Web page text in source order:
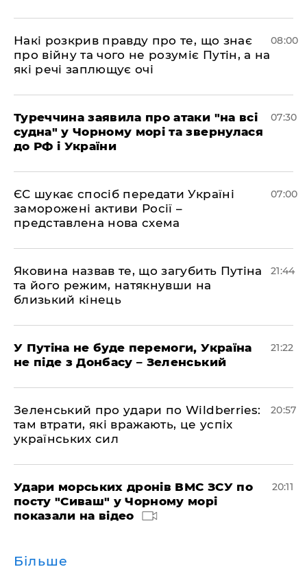
Накі розкрив правду про те, що знає
про війну та чого не розуміє Путін, а на
які речі заплющує очі
08:00
Туреччина заявила про атаки "на всі
судна" у Чорному морі та звернулася
до РФ і України
07:30
ЄС шукає спосіб передати Україні
заморожені активи Росії –
представлена ​​нова схема
07:00
Яковина назвав те, що загубить Путіна
та його режим, натякнувши на
близький кінець
21:44
У Путіна не буде перемоги, Україна
не піде з Донбасу – Зеленський
21:22
Зеленський про удари по Wildberries:
там втрати, які вражають, це успіх
українських сил
20:57
Удари морських дронів ВМС ЗСУ по
посту "Сиваш" у Чорному морі
показали на відео
20:11
Більше